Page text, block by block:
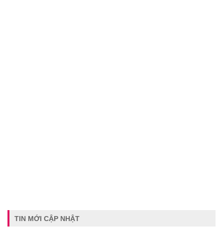
TIN MỚI CẬP NHẬT